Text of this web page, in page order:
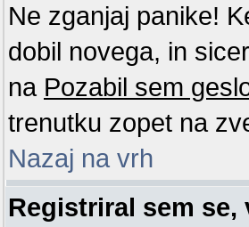
Ne zganjaj panike!
dobil novega, in
na Pozabil sem
trenutku zopet na
Nazaj na vrh
Registriral sem